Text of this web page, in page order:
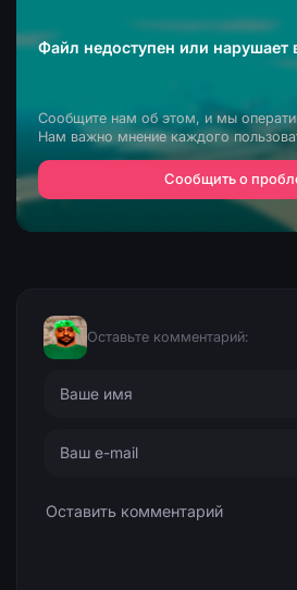
Файл недоступен или нарушает
Сообщите нам об этом, и мы
Нам важно мнение каждого
Сообщить о
Оставьте комментарий: